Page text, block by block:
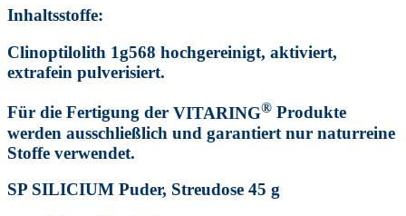
Inhaltsstoffe:
Clinoptilolith 1g568 hochgereinigt, aktiviert,
extrafein pulverisiert.
Für die Fertigung der VITARING® Produkte
werden ausschließlich und garantiert nur naturreine
Stoffe verwendet.
SP SILICIUM Puder, Streudose 45 g